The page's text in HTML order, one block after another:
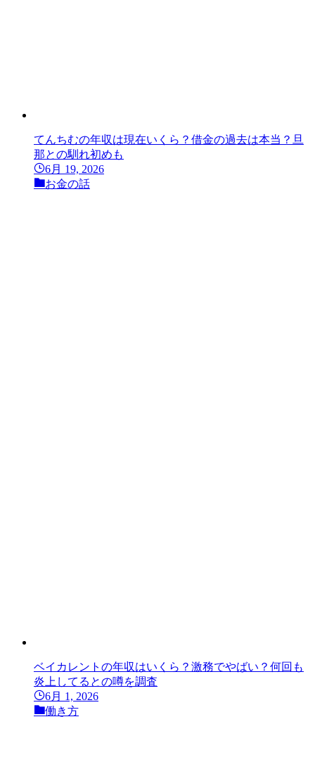
てんちむの年収は現在いくら？借金の過去は本当？旦
那との馴れ初めも
6月 19, 2026
お金の話
ベイカレントの年収はいくら？激務でやばい？何回も
炎上してるとの噂を調査
6月 1, 2026
働き方